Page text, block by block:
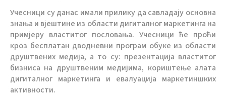
Учесници су данас имали прилику да савладају основна
знања и вјештине из области дигиталног маркетинга на
примјеру властитог пословања. Учесници ће проћи
кроз бесплатан дводневни програм обуке из области
друштвених медија, а то су: презентација властитог
бизниса на друштвеним медијима, кориштење алата
дигиталног маркетинга и евалуација маркетиншких
активности.